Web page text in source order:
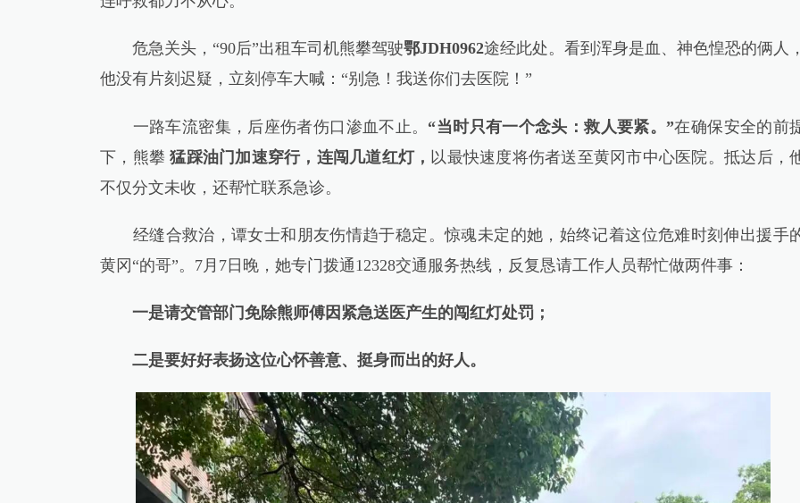
危急关头，“90后”出租车司机熊攀驾驶鄂JDH0962途经此处。看到浑身是血、神色惶恐的俩人
他没有片刻迟疑，立刻停车大喊：“别急！我送你们去医院！”
一路车流密集，后座伤者伤口渗血不止。 “当时只有一个念头：救人要紧。”在确保安全的前
下，熊攀 猛踩油门加速穿行，连闯几道红灯， 以最快速度将伤者送至黄冈市中心医院。抵达后，
不仅分文未收，还帮忙联系急诊。
经缝合救治，谭女士和朋友伤情趋于稳定。惊魂未定的她，始终记着这位危难时刻伸出援手
黄冈“的哥”。7月7日晚，她专门拨通12328交通服务热线，反复恳请工作人员帮忙做两件事：
一是请交管部门免除熊师傅因紧急送医产生的闯红灯处罚；
二是要好好表扬这位心怀善意、挺身而出的好人。